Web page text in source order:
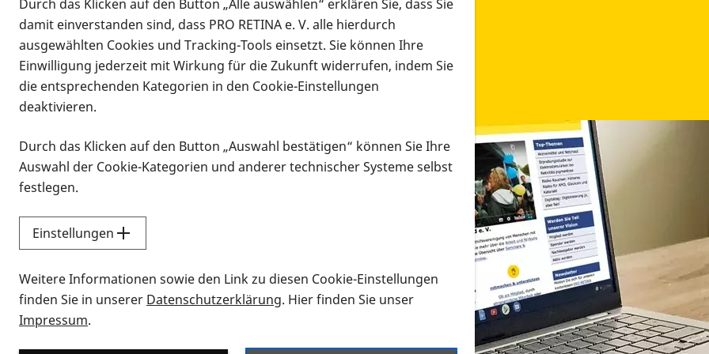
Infomaterial
Infomaterial
Vorlesen
Alle Infomaterialien in verschiedenen Formaten an
Sie möchten wissen, wie Sie nach Infonmaterial suchen und dieses bestellen bzw. herunterladen
Durch das Klicken auf den Button „Alle auswählen“ erklären Sie, dass Sie
damit einverstanden sind, dass PRO RETINA e. V. alle hierdurch
ausgewählten Cookies und Tracking-Tools einsetzt. Sie können Ihre
Einwilligung jederzeit mit Wirkung für die Zukunft widerrufen, indem Sie
die entsprechenden Kategorien in den Cookie-Einstellungen
deaktivieren.
Durch das Klicken auf den Button „Auswahl bestätigen“ können Sie Ihre
Auswahl der Cookie-Kategorien und anderer technischer Systeme selbst
festlegen.
Einstellungen
Weitere Informationen sowie den Link zu diesen Cookie-Einstellungen
finden Sie in unserer Datenschutzerklärung. Hier finden Sie unser
Impressum.